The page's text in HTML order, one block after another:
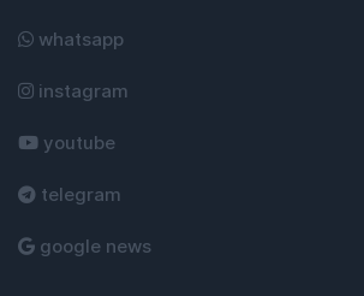
whatsapp
instagram
youtube
telegram
google news